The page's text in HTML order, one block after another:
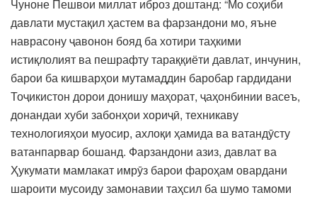
Чуноне Пешвои миллат иброз доштанд: “Мо соҳиби
давлати мустақил ҳастем ва фарзандони мо, яъне
наврасону ҷавонон бояд ба хотири таҳкими
истиқлолият ва пешрафту тараққиёти давлат, инчунин,
барои ба кишварҳои мутамаддин баробар гардидани
Тоҷикистон дорои донишу маҳорат, ҷаҳонбинии васеъ,
донандаи хуби забонҳои хориҷӣ, техникаву
технологияҳои муосир, ахлоқи ҳамида ва ватандӯсту
ватанпарвар бошанд. Фарзандони азиз, давлат ва
Ҳукумати мамлакат имрӯз барои фароҳам овардани
шароити мусоиду замонавии таҳсил ба шумо тамоми